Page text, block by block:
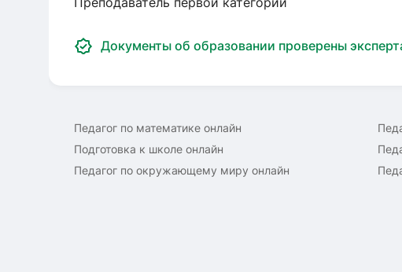
Документы об образовании проверены
Педагог по математике онлайн
Подготовка к школе онлайн
Педагог по окружающему миру онлайн